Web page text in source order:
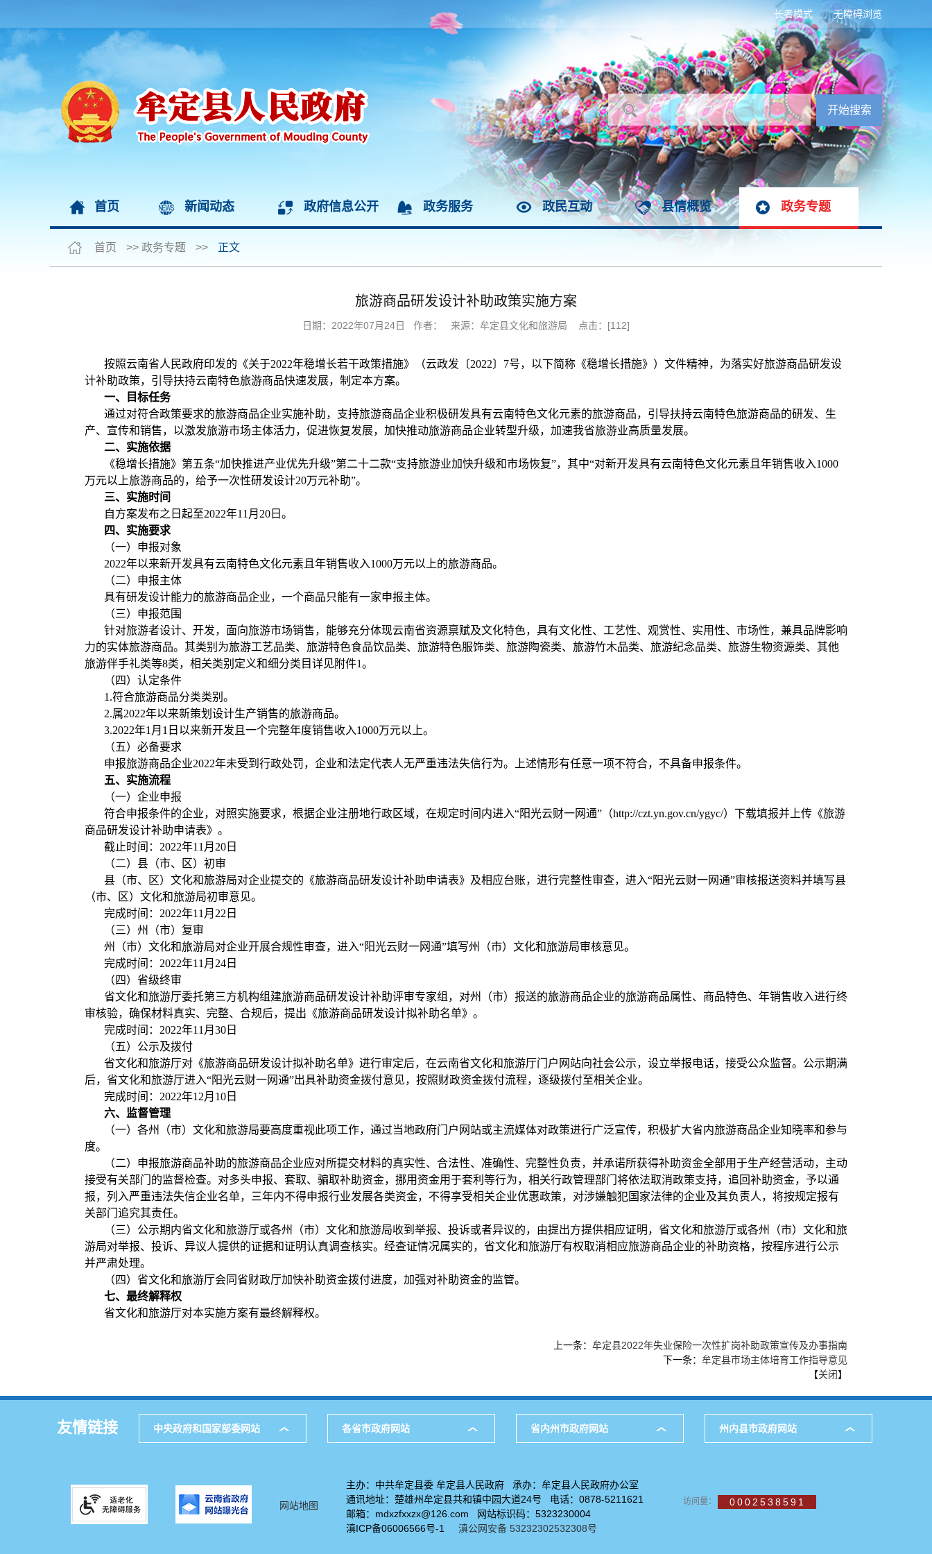
无障碍浏览
长者模式
首页 新闻动态 政府信息公开 政务服务 政民互动 县情概览 政务专题
首页 >> 政务专题 >> 正文
旅游商品研发设计补助政策实施方案
日期：2022年07月24日 作者： 来源：牟定县文化和旅游局 点击：[112]
按照云南省人民政府印发的《关于2022年稳增长若干政策措施》（云政发〔2022〕7号，以下简称《稳增长措施》）文件精神，为落实好旅游商品研发设
计补助政策，引导扶持云南特色旅游商品快速发展，制定本方案。
一、目标任务
通过对符合政策要求的旅游商品企业实施补助，支持旅游商品企业积极研发具有云南特色文化元素的旅游商品，引导扶持云南特色旅游商品的研发、生
产、宣传和销售，以激发旅游市场主体活力，促进恢复发展，加快推动旅游商品企业转型升级，加速我省旅游业高质量发展。
二、实施依据
《稳增长措施》第五条“加快推进产业优先升级”第二十二款“支持旅游业加快升级和市场恢复”，其中“对新开发具有云南特色文化元素且年销售收入1000
万元以上旅游商品的，给予一次性研发设计20万元补助”。
三、实施时间
自方案发布之日起至2022年11月20日。
四、实施要求
（一）申报对象
2022年以来新开发具有云南特色文化元素且年销售收入1000万元以上的旅游商品。
（二）申报主体
具有研发设计能力的旅游商品企业，一个商品只能有一家申报主体。
（三）申报范围
针对旅游者设计、开发，面向旅游市场销售，能够充分体现云南省资源禀赋及文化特色，具有文化性、工艺性、观赏性、实用性、市场性，兼具品牌影响
力的实体旅游商品。其类别为旅游工艺品类、旅游特色食品饮品类、旅游特色服饰类、旅游陶瓷类、旅游竹木品类、旅游纪念品类、旅游生物资源类、其他
旅游伴手礼类等8类，相关类别定义和细分类目详见附件1。
（四）认定条件
1.符合旅游商品分类类别。
2.属2022年以来新策划设计生产销售的旅游商品。
3.2022年1月1日以来新开发且一个完整年度销售收入1000万元以上。
（五）必备要求
申报旅游商品企业2022年未受到行政处罚，企业和法定代表人无严重违法失信行为。上述情形有任意一项不符合，不具备申报条件。
五、实施流程
（一）企业申报
符合申报条件的企业，对照实施要求，根据企业注册地行政区域，在规定时间内进入“阳光云财一网通”（http://czt.yn.gov.cn/ygyc/）下载填报并上传《旅游
商品研发设计补助申请表》。
截止时间：2022年11月20日
（二）县（市、区）初审
县（市、区）文化和旅游局对企业提交的《旅游商品研发设计补助申请表》及相应台账，进行完整性审查，进入“阳光云财一网通”审核报送资料并填写县
（市、区）文化和旅游局初审意见。
完成时间：2022年11月22日
（三）州（市）复审
州（市）文化和旅游局对企业开展合规性审查，进入“阳光云财一网通”填写州（市）文化和旅游局审核意见。
完成时间：2022年11月24日
（四）省级终审
省文化和旅游厅委托第三方机构组建旅游商品研发设计补助评审专家组，对州（市）报送的旅游商品企业的旅游商品属性、商品特色、年销售收入进行终
审核验，确保材料真实、完整、合规后，提出《旅游商品研发设计拟补助名单》。
完成时间：2022年11月30日
（五）公示及拨付
省文化和旅游厅对《旅游商品研发设计拟补助名单》进行审定后，在云南省文化和旅游厅门户网站向社会公示，设立举报电话，接受公众监督。公示期满
后，省文化和旅游厅进入“阳光云财一网通”出具补助资金拨付意见，按照财政资金拨付流程，逐级拨付至相关企业。
完成时间：2022年12月10日
六、监督管理
（一）各州（市）文化和旅游局要高度重视此项工作，通过当地政府门户网站或主流媒体对政策进行广泛宣传，积极扩大省内旅游商品企业知晓率和参与
度。
（二）申报旅游商品补助的旅游商品企业应对所提交材料的真实性、合法性、准确性、完整性负责，并承诺所获得补助资金全部用于生产经营活动，主动
接受有关部门的监督检查。对多头申报、套取、骗取补助资金，挪用资金用于套利等行为，相关行政管理部门将依法取消政策支持，追回补助资金，予以通
报，列入严重违法失信企业名单，三年内不得申报行业发展各类资金，不得享受相关企业优惠政策，对涉嫌触犯国家法律的企业及其负责人，将按规定报有
关部门追究其责任。
（三）公示期内省文化和旅游厅或各州（市）文化和旅游局收到举报、投诉或者异议的，由提出方提供相应证明，省文化和旅游厅或各州（市）文化和旅
游局对举报、投诉、异议人提供的证据和证明认真调查核实。经查证情况属实的，省文化和旅游厅有权取消相应旅游商品企业的补助资格，按程序进行公示
并严肃处理。
（四）省文化和旅游厅会同省财政厅加快补助资金拨付进度，加强对补助资金的监管。
七、最终解释权
省文化和旅游厅对本实施方案有最终解释权。
上一条： 牟定县2022年失业保险一次性扩岗补助政策宣传及办事指南
下一条： 牟定县市场主体培育工作指导意见
【关闭】
友情链接 中央政府和国家部委网站 各省市政府网站 省内州市政府网站 州内县市政府网站
网站地图
主办：中共牟定县委 牟定县人民政府 承办：牟定县人民政府办公室
通讯地址：楚雄州牟定县共和镇中园大道24号 电话：0878-5211621
邮箱：mdxzfxxzx@126.com 网站标识码：5323230004
滇ICP备06006566号-1
滇公网安备 53232302532308号
访问量： 0002538591